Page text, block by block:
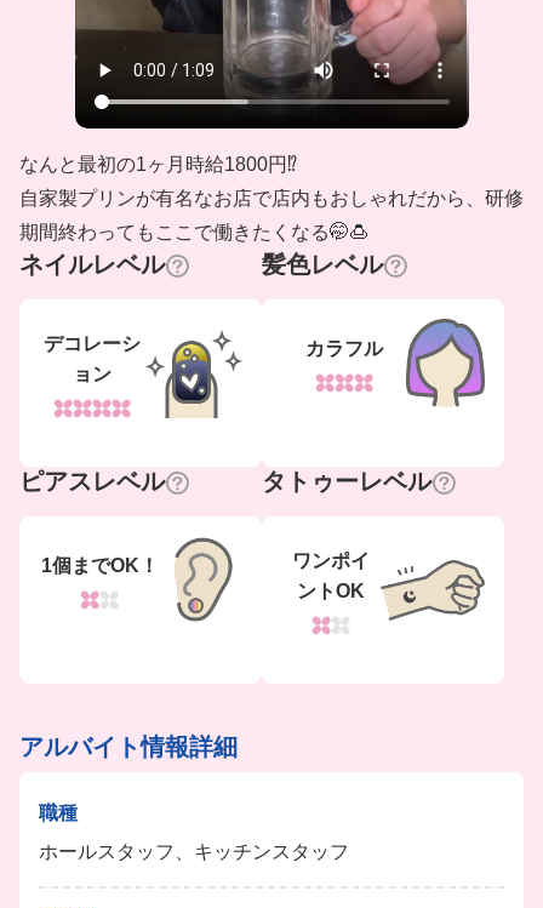
なんと最初の1ヶ月時給1800円⁉️
自家製プリンが有名なお店で店内もおしゃれだから、研修
期間終わってもここで働きたくなる🤭🍮
ネイルレベル
デコレーシ
ョン
髪色レベル
カラフル
ピアスレベル
1個までOK！
タトゥーレベル
ワンポイ
ントOK
アルバイト情報詳細
職種
ホールスタッフ、キッチンスタッフ